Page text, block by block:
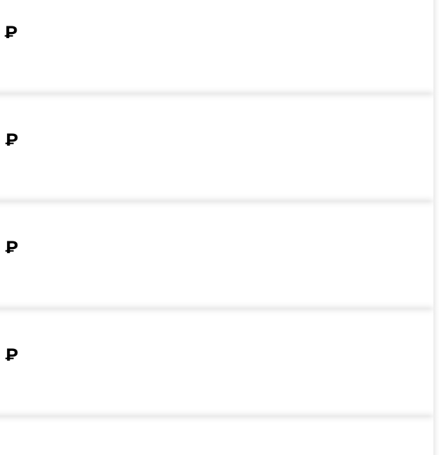
₽
₽
₽
₽